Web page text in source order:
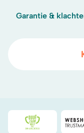
Garantie &